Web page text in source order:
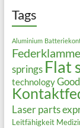
Tags
Aluminium
springs Flat
technology
Laser parts
Leitfähigkeit